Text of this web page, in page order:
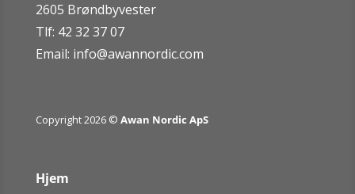
2605 Brøndbyvester
Tlf: 42 32 37 07
Email: info@awannordic.com
Copyright 2026 © Awan Nordic ApS
Hjem